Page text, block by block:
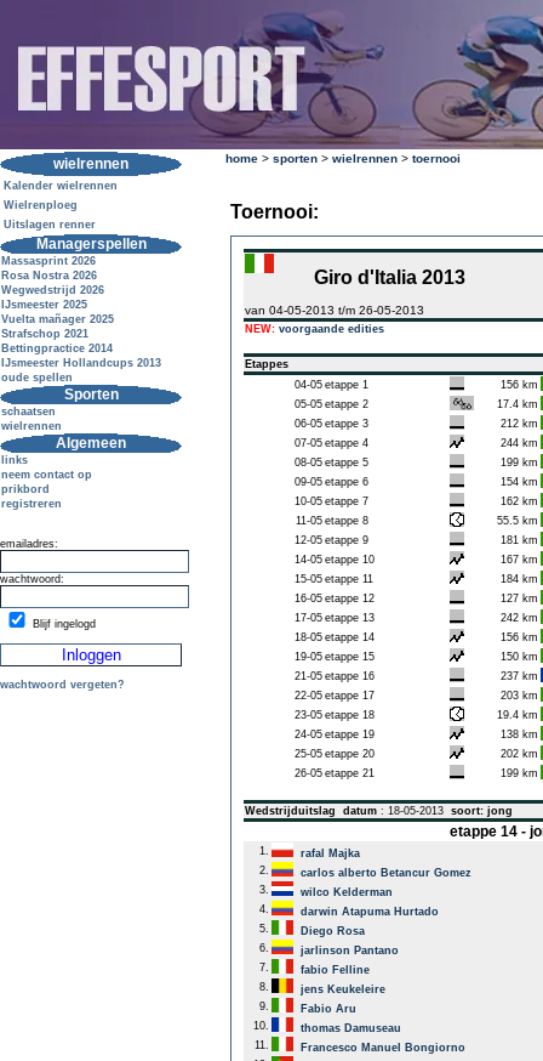
wielrennen
Kalender wielrennen
Wielrenploeg
Uitslagen renner
Managerspellen
Massasprint 2026
Rosa Nostra 2026
Wegwedstrijd 2026
IJsmeester 2025
Vuelta mañager 2025
Strafschop 2021
Bettingpractice 2014
IJsmeester Hollandcups 2013
oude spellen
Sporten
schaatsen
wielrennen
Algemeen
links
neem contact op
prikbord
registreren
emailadres:
wachtwoord:
Blijf ingelogd
wachtwoord vergeten?
home > sporten > wielrennen > toernooi
Toernooi:
Giro d'Italia 2013
van 04-05-2013 t/m 26-05-2013
NEW: voorgaande edities
Etappes
04-05 etappe 1
156 km
05-05 etappe 2
17.4 km
06-05 etappe 3
212 km
07-05 etappe 4
244 km
08-05 etappe 5
199 km
09-05 etappe 6
154 km
10-05 etappe 7
162 km
11-05 etappe 8
55.5 km
12-05 etappe 9
181 km
14-05 etappe 10
167 km
15-05 etappe 11
184 km
16-05 etappe 12
127 km
17-05 etappe 13
242 km
18-05 etappe 14
156 km
19-05 etappe 15
150 km
21-05 etappe 16
237 km
22-05 etappe 17
203 km
23-05 etappe 18
19.4 km
24-05 etappe 19
138 km
25-05 etappe 20
202 km
26-05 etappe 21 199 km
Wedstrijduitslag datum : 18-05-2013 soort: jong
etappe 14 -
1.
rafal Majka
2.
carlos alberto Betancur Gomez
3.
wilco Kelderman
4.
darwin Atapuma Hurtado
5.
Diego Rosa
6.
jarlinson Pantano
7.
fabio Felline
8.
jens Keukeleire
9.
Fabio Aru
10.
thomas Damuseau
11.
Francesco Manuel Bongiorno